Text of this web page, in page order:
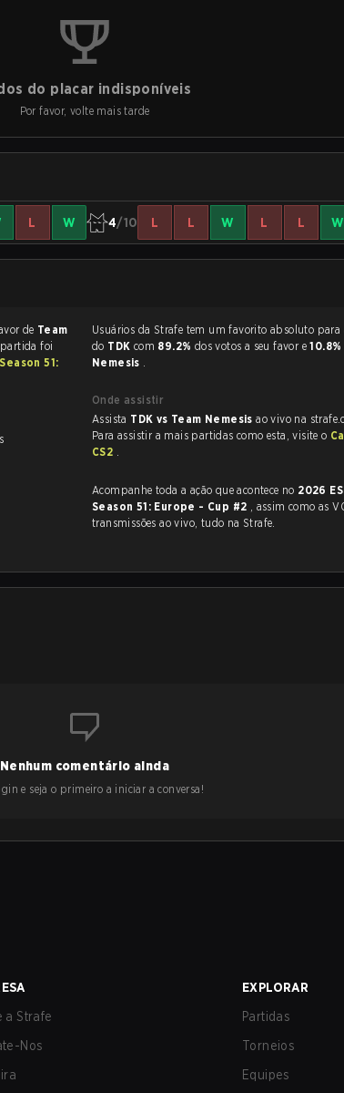
do placar indisponíveis
Por favor, volte mais tarde
L W 4/10 L L W L L W
de Team
foi
51:
Usuários da Strafe tem um favorito absoluto para a partida, e preveem a vitória
do TDK com 89.2% dos votos a seu favor e10.8%
Nemesis .
Onde assistir
Assista TDK vs Team Nemesisao vivo na
Para assistir a mais partidas como esta, visite o
CS2 .
Acompanhe toda a ação que acontece no 2026
Season 51: Europe - Cup #2 , assim como as VODs, destaques e
transmissões ao vivo, tudo na Strafe.
Nenhum comentário ainda
e seja o primeiro a iniciar a conversa!
a Strafe
Nos
EXPLORAR
Partidas
Torneios
Equipes